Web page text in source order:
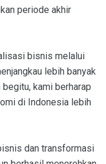
periode akhir
bisnis melalui
lebih banyak
kami berharap
di Indonesia lebih
dan transformasi